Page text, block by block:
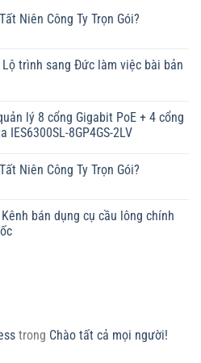
Niên Công Ty Trọn Gói?
trình sang Đức làm việc bài bản
lý 8 cổng Gigabit PoE + 4 cổng
IES6300SL-8GP4GS-2LV
Niên Công Ty Trọn Gói?
bán dụng cụ cầu lông chính
trong Chào tất cả mọi người!